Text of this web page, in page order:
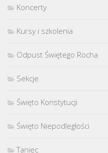
Koncerty
Kursy i szkolenia
Odpust Świętego Rocha
Sekcje
Święto Konstytucji
Święto Niepodległości
Taniec